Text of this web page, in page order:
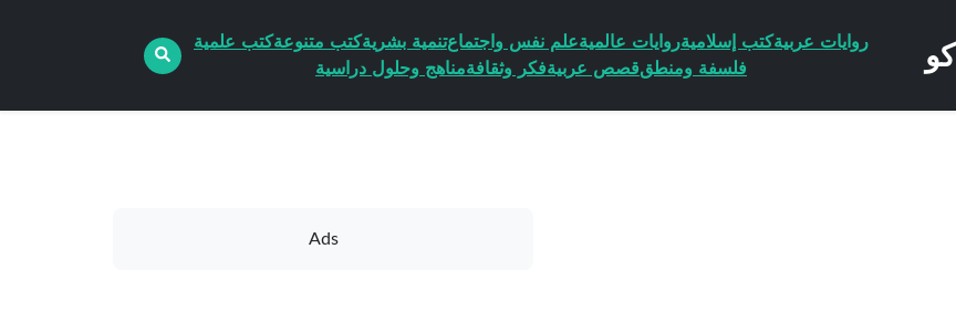
روايات عربيةكتب إسلاميةروايات عالميةعلم نفس واجتماعتنمية بشريةكتب متنوعةكتب علمية
فلسفة ومنطققصص عربيةفكر وثقافةمناهج وحلول دراسية
Ads